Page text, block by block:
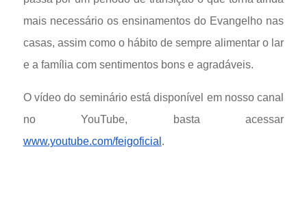
mais necessário os ensinamentos do Evangelho nas
casas, assim como o hábito de sempre alimentar o lar
e a família com sentimentos bons e agradáveis.
O vídeo do seminário está disponível em nosso canal
no YouTube, basta acessar
www.youtube.com/feigoficial .